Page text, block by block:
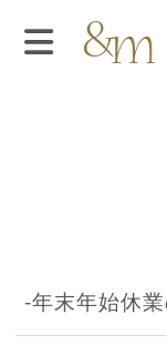
-年末年始休